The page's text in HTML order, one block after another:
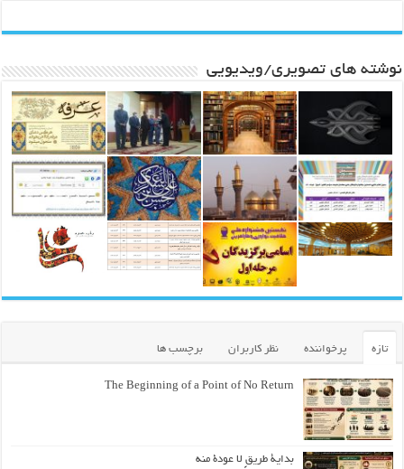
نوشته های تصویری/ویدیویی
تازه پرخواننده نظر کاربران برچسب ها
The Beginning of a Point of No Return
بداية طريقٍ لا عودة منه